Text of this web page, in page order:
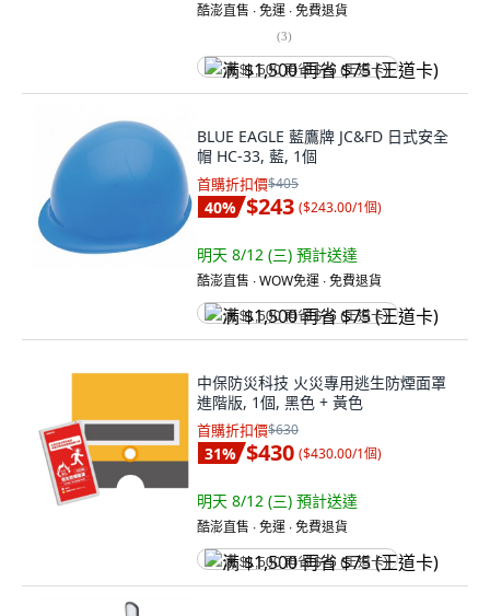
酷澎直售 ∙ 免運 ∙ 免費退貨
(3)
满 $1,500 再省 $75 (王道卡)
BLUE EAGLE 藍鷹牌 JC&FD 日式安全
帽 HC-33, 藍, 1個
首購折扣價$405
40% $243 ($243.00/1個)
明天 8/12 (三) 預計送達
酷澎直售 ∙ WOW免運 ∙ 免費退貨
满 $1,500 再省 $75 (王道卡)
中保防災科技 火災專用逃生防煙面罩
進階版, 1個, 黑色 + 黃色
首購折扣價$630
31% $430 ($430.00/1個)
明天 8/12 (三) 預計送達
酷澎直售 ∙ 免運 ∙ 免費退貨
满 $1,500 再省 $75 (王道卡)